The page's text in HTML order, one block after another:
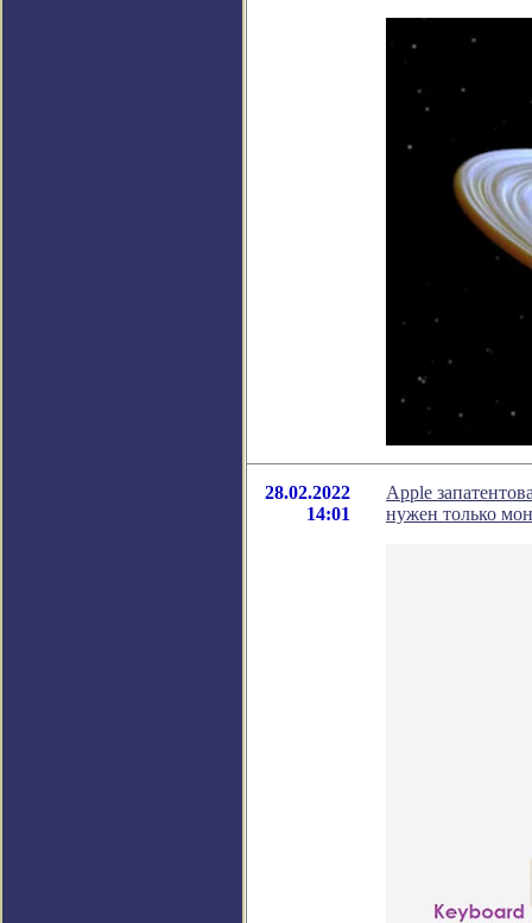
28.02.2022
14:01
Apple
нужен только